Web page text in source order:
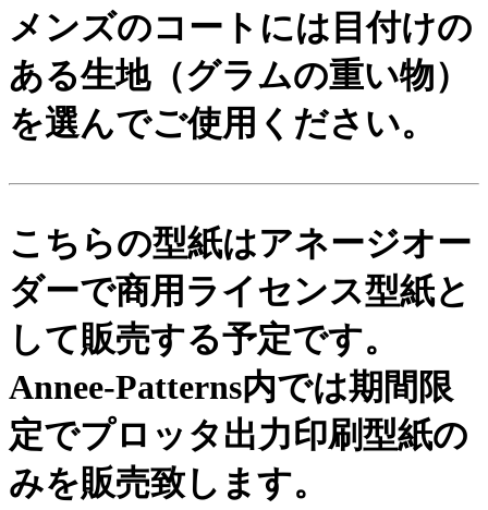
メンズのコートには目付けの
ある生地（グラムの重い物）
を選んでご使用ください。
こちらの型紙はアネージオー
ダーで商用ライセンス型紙と
して販売する予定です。
Annee-Patterns内では期間限
定でプロッタ出力印刷型紙の
みを販売致します。